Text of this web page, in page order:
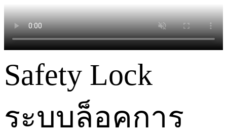
Safety Lock
ระบบล็อคการ